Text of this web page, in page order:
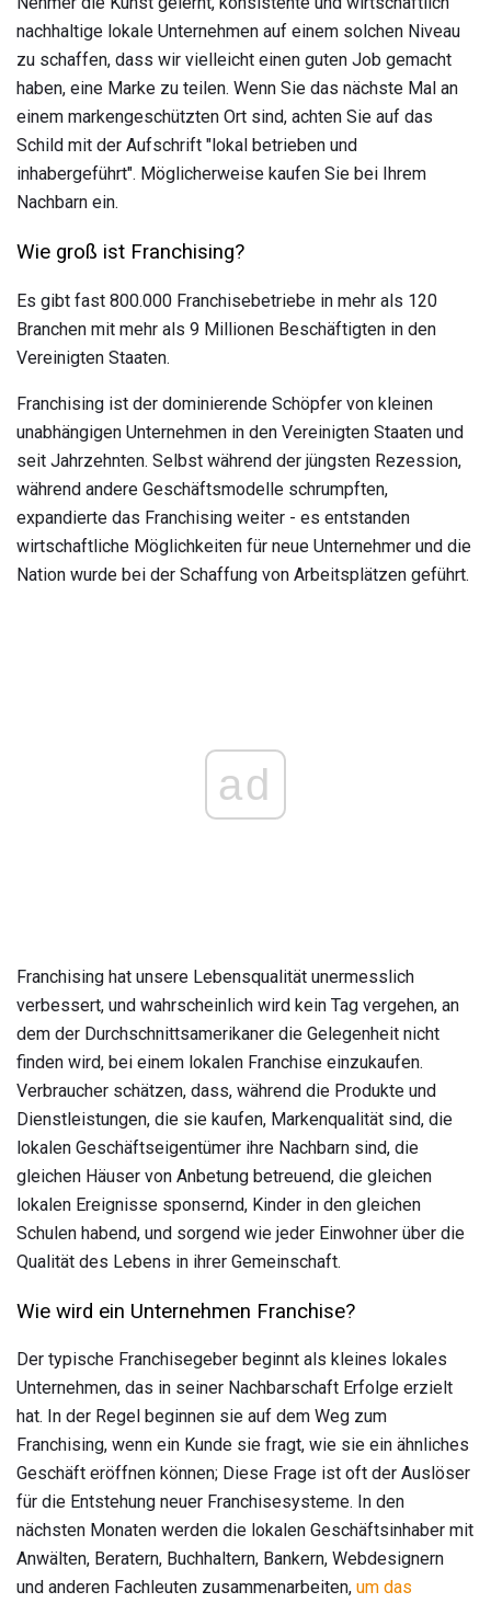
nachhaltige lokale Unternehmen auf einem solchen Niveau
zu schaffen, dass wir vielleicht einen guten Job gemacht
haben, eine Marke zu teilen. Wenn Sie das nächste Mal an
einem markengeschützten Ort sind, achten Sie auf das
Schild mit der Aufschrift "lokal betrieben und
inhabergeführt". Möglicherweise kaufen Sie bei Ihrem
Nachbarn ein.
Wie groß ist Franchising?
Es gibt fast 800.000 Franchisebetriebe in mehr als 120
Branchen mit mehr als 9 Millionen Beschäftigten in den
Vereinigten Staaten.
Franchising ist der dominierende Schöpfer von kleinen
unabhängigen Unternehmen in den Vereinigten Staaten und
seit Jahrzehnten. Selbst während der jüngsten Rezession,
während andere Geschäftsmodelle schrumpften,
expandierte das Franchising weiter - es entstanden
wirtschaftliche Möglichkeiten für neue Unternehmer und die
Nation wurde bei der Schaffung von Arbeitsplätzen geführt.
ad
Franchising hat unsere Lebensqualität unermesslich
verbessert, und wahrscheinlich wird kein Tag vergehen, an
dem der Durchschnittsamerikaner die Gelegenheit nicht
finden wird, bei einem lokalen Franchise einzukaufen.
Verbraucher schätzen, dass, während die Produkte und
Dienstleistungen, die sie kaufen, Markenqualität sind, die
lokalen Geschäftseigentümer ihre Nachbarn sind, die
gleichen Häuser von Anbetung betreuend, die gleichen
lokalen Ereignisse sponsernd, Kinder in den gleichen
Schulen habend, und sorgend wie jeder Einwohner über die
Qualität des Lebens in ihrer Gemeinschaft.
Wie wird ein Unternehmen Franchise?
Der typische Franchisegeber beginnt als kleines lokales
Unternehmen, das in seiner Nachbarschaft Erfolge erzielt
hat. In der Regel beginnen sie auf dem Weg zum
Franchising, wenn ein Kunde sie fragt, wie sie ein ähnliches
Geschäft eröffnen können; Diese Frage ist oft der Auslöser
für die Entstehung neuer Franchisesysteme. In den
nächsten Monaten werden die lokalen Geschäftsinhaber mit
Anwälten, Beratern, Buchhaltern, Bankern, Webdesignern
und anderen Fachleuten zusammenarbeiten, um das